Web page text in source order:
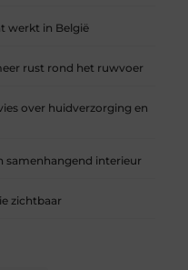
werkt in België
rust rond het ruwvoer
over huidverzorging en
samenhangend interieur
zichtbaar